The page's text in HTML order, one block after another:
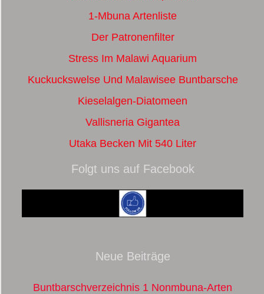
1-Mbuna Artenliste
Der Patronenfilter
Stress Im Malawi Aquarium
Kuckuckswelse Und Malawisee Buntbarsche
Kieselalgen-Diatomeen
Vallisneria Gigantea
Utaka Becken Mit 540 Liter
Folgt uns auf Facebook
Neue Beiträge
Buntbarschverzeichnis 1 Nonmbuna-Arten